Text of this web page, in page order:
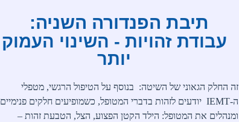
תיבת הפנדורה השניה:
עבודת זהויות - השינוי העמוק
יותר
זה החלק הגאוני של השיטה: בנוסף על הטיפול הרגשי, מטפלי
ה-IEMT יודעים לזהות בדברי המטופל, כשמופיעים חלקים פנימיים
ומנהלים את המטופל: הילד הקטן הפצוע, הצל, הטבעת זהות –